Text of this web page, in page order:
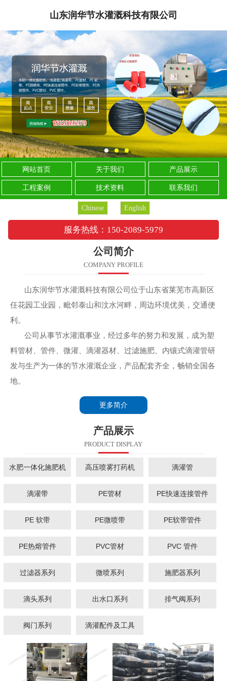
山东润华节水灌溉科技有限公司
2
网站首页 关于我们 产品展示
工程案例 技术资料 联系我们
Chinese English
服务热线：150-2089-5979
公司简介
COMPANY PROFILE
山东润华节水灌溉科技有限公司位于山东省莱芜市高新区
任花园工业园，毗邻泰山和汶水河畔，周边环境优美，交通便
利。
公司从事节水灌溉事业，经过多年的努力和发展，成为塑
料管材、管件、微灌、滴灌器材、过滤施肥、内镶式滴灌管研
发与生产为一体的节水灌溉企业，产品配套齐全，畅销全国各
地。
更多简介
产品展示
PRODUCT DISPLAY
水肥一体化施肥机 高压喷雾打药机 滴灌管
滴灌带 PE管材 PE快速连接管件
PE 软带 PE微喷带 PE软带管件
PE热熔管件 PVC管材 PVC 管件
过滤器系列 微喷系列 施肥器系列
滴头系列 出水口系列 排气阀系列
阀门系列 滴灌配件及工具